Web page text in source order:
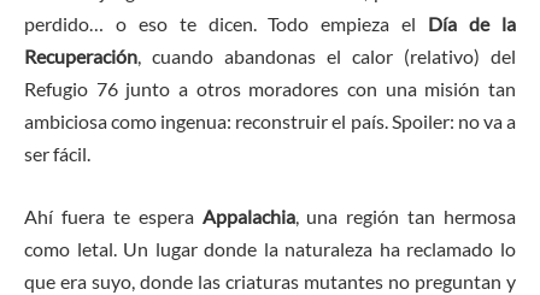
perdido… o eso te dicen. Todo empieza el Día de la
Recuperación, cuando abandonas el calor (relativo) del
Refugio 76 junto a otros moradores con una misión tan
ambiciosa como ingenua: reconstruir el país. Spoiler: no va a
ser fácil.
Ahí fuera te espera Appalachia, una región tan hermosa
como letal. Un lugar donde la naturaleza ha reclamado lo
que era suyo, donde las criaturas mutantes no preguntan y